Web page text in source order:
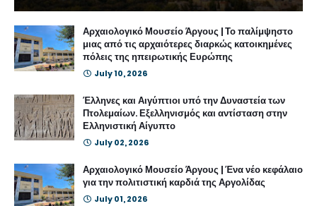
Αρχαιολογικό Μουσείο Άργους | Το παλίμψηστο
μιας από τις αρχαιότερες διαρκώς κατοικημένες
πόλεις της ηπειρωτικής Ευρώπης
July 10, 2026
Έλληνες και Αιγύπτιοι υπό την Δυναστεία των
Πτολεμαίων. Εξελληνισμός και αντίσταση στην
Ελληνιστική Αίγυπτο
July 02, 2026
Αρχαιολογικό Μουσείο Άργους | Ένα νέο κεφάλαιο
για την πολιτιστική καρδιά της Αργολίδας
July 01, 2026